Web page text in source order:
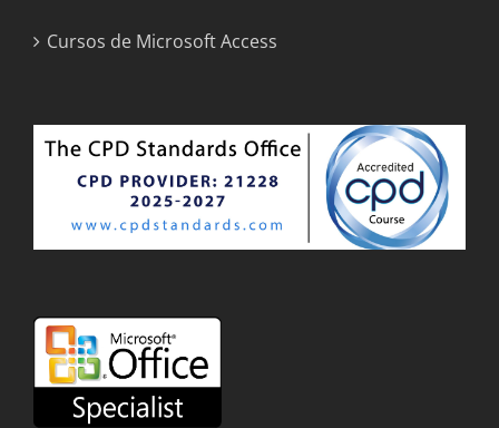
Cursos de Microsoft Access